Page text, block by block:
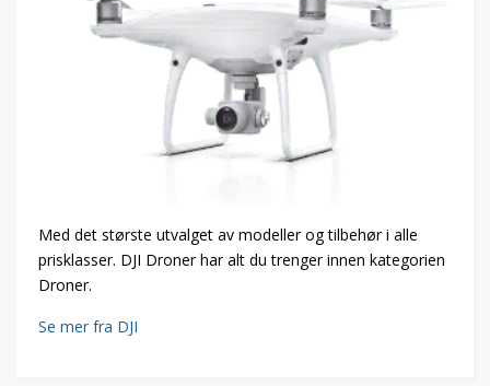
Med det største utvalget av modeller og tilbehør i alle
prisklasser. DJI Droner har alt du trenger innen kategorien
Droner.
Se mer fra DJI